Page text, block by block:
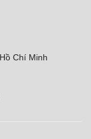
Chí Minh